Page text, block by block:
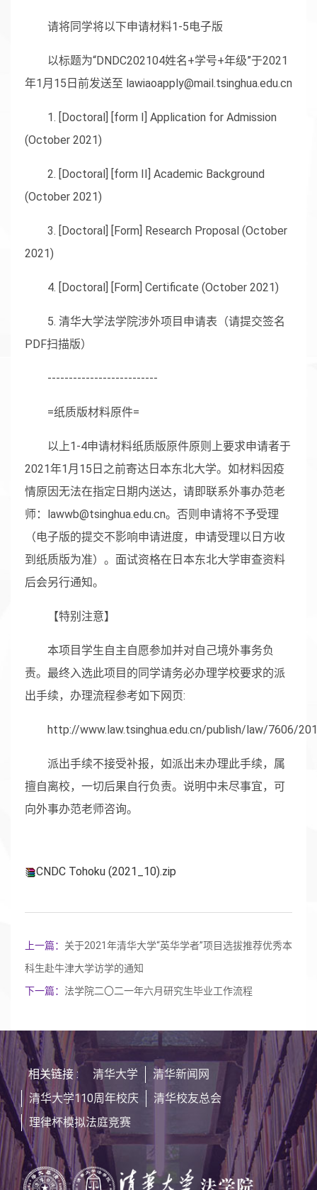
请将同学将以下申请材料1-5电子版
以标题为“DNDC202104姓名+学号+年级”于2021
年1月15日前发送至 lawiaoapply@mail.tsinghua.edu.cn
1. [Doctoral] [form I] Application for Admission
(October 2021)
2. [Doctoral] [form II] Academic Background
(October 2021)
3. [Doctoral] [Form] Research Proposal (October
2021)
4. [Doctoral] [Form] Certificate (October 2021)
5. 清华大学法学院涉外项目申请表（请提交签名
PDF扫描版）
--------------------------
=纸质版材料原件=
以上1-4申请材料纸质版原件原则上要求申请者于
2021年1月15日之前寄达日本东北大学。如材料因疫
情原因无法在指定日期内送达，请即联系外事办范老
师：lawwb@tsinghua.edu.cn。否则申请将不予受理
（电子版的提交不影响申请进度，申请受理以日方收
到纸质版为准）。面试资格在日本东北大学审查资料
后会另行通知。
【特别注意】
本项目学生自主自愿参加并对自己境外事务负
责。最终入选此项目的同学请务必办理学校要求的派
出手续，办理流程参考如下网页:
http://www.law.tsinghua.edu.cn/publish/law/7606/
派出手续不接受补报，如派出未办理此手续，属
擅自离校，一切后果自行负责。说明中未尽事宜，可
向外事办范老师咨询。
CNDC Tohoku (2021_10).zip
上一篇： 关于2021年清华大学“英华学者”项目选拔推荐优秀本
科生赴牛津大学访学的通知
下一篇： 法学院二〇二一年六月研究生毕业工作流程
相关链接 : 清华大学
清华新闻网
清华大学110周年校庆
清华校友总会
理律杯模拟法庭竞赛